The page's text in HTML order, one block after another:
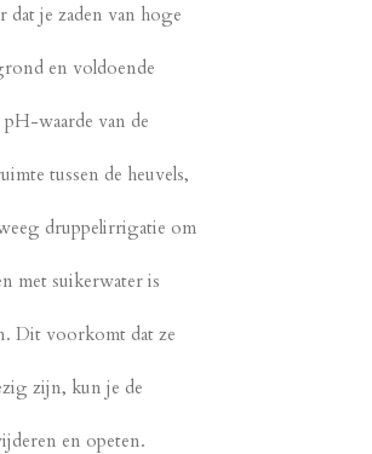
je zaden van hoge
en voldoende
waarde van de
tussen de heuvels,
druppelirrigatie om
met suikerwater is
Dit voorkomt dat ze
zijn, kun je de
en opeten.